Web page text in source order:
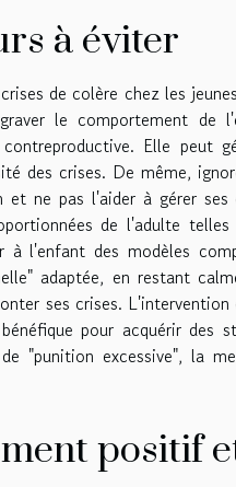
à éviter
de colère chez les
le comportement
contreproductive. Elle
des crises. De même,
et ne pas l'aider à gérer
de l'adulte
à l'enfant des modèles
adaptée, en restant
ses crises.
pour acquérir des
"punition excessive", la
positif